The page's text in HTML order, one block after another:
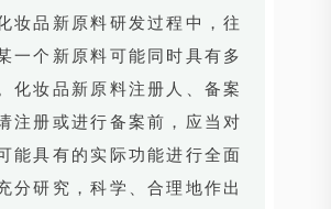
妆品新原料研发过程中，往
一个新原料可能同时具有多
化妆品新原料注册人、备案
注册或进行备案前，应当对
能具有的实际功能进行全面
分研究，科学、合理地作出